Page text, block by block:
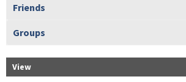
Friends
Groups
View